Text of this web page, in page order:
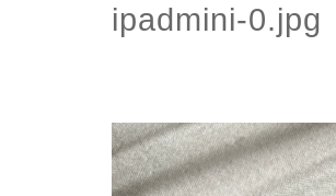
ipadmini-0.jpg